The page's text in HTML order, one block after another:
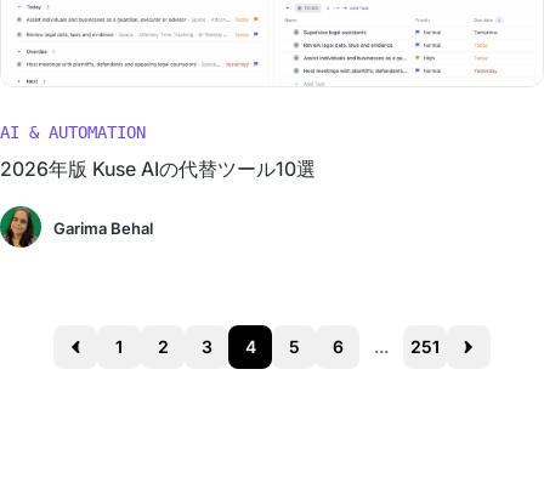
AI & AUTOMATION
2026年版 Kuse AIの代替ツール10選
Garima Behal
Prev 1 2 3 4 5 6 ... 251 Next